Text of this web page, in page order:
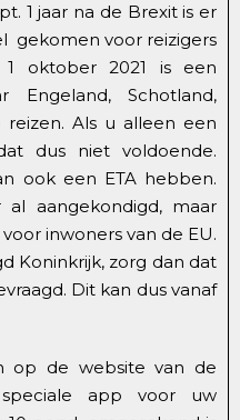
1 jaar na de Brexit is er
gekomen voor reizigers
oktober 2021 is een
Schotland,
Als u alleen een
dus niet voldoende.
ook een ETA hebben.
aangekondigd, maar
inwoners van de EU.
Koninkrijk, zorg dan dat
Dit kan dus vanaf
op de website van de
app voor uw